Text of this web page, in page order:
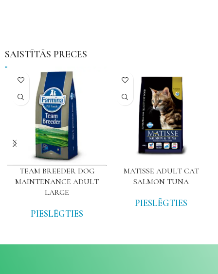
SAISTĪTĀS PRECES
TEAM BREEDER DOG
MAINTENANCE ADULT
LARGE
PIESLĒGTIES
MATISSE ADULT CAT
SALMON TUNA
PIESLĒGTIES